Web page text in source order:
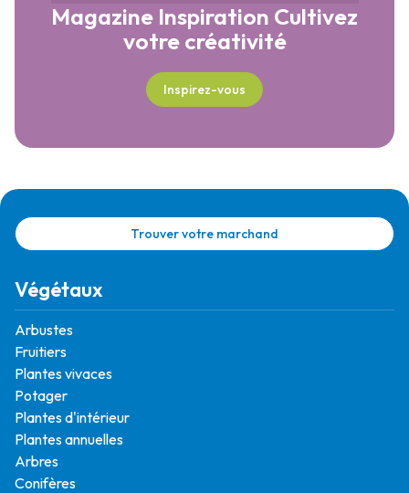
Magazine Inspiration Cultivez
votre créativité
Inspirez-vous
Trouver votre marchand
Végétaux
Arbustes
Fruitiers
Plantes vivaces
Potager
Plantes d'intérieur
Plantes annuelles
Arbres
Conifères